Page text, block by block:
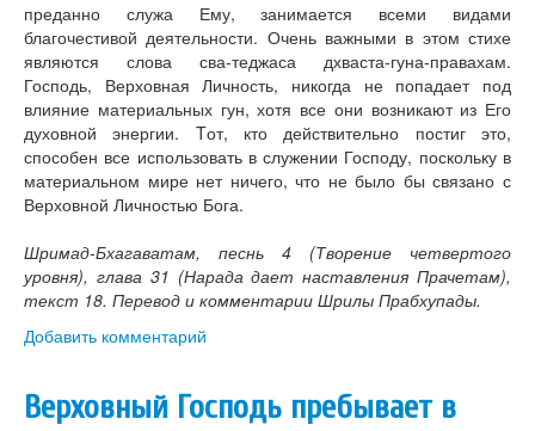
преданно служа Ему, занимается всеми видами
благочестивой деятельности. Очень важными в этом стихе
являются слова сва-теджаса дхваста-гуна-правахам.
Господь, Верховная Личность, никогда не попадает под
влияние материальных гун, хотя все они возникают из Его
духовной энергии. Tот, кто действительно постиг это,
способен все использовать в служении Господу, поскольку в
материальном мире нет ничего, что не было бы связано с
Верховной Личностью Бога.
Шримад-Бхагаватам, песнь 4 (Творение четвертого
уровня), глава 31 (Нарада дает наставления Прачетам),
текст 18. Перевод и комментарии Шрилы Прабхупады.
Добавить комментарий
Верховный Господь пребывает в